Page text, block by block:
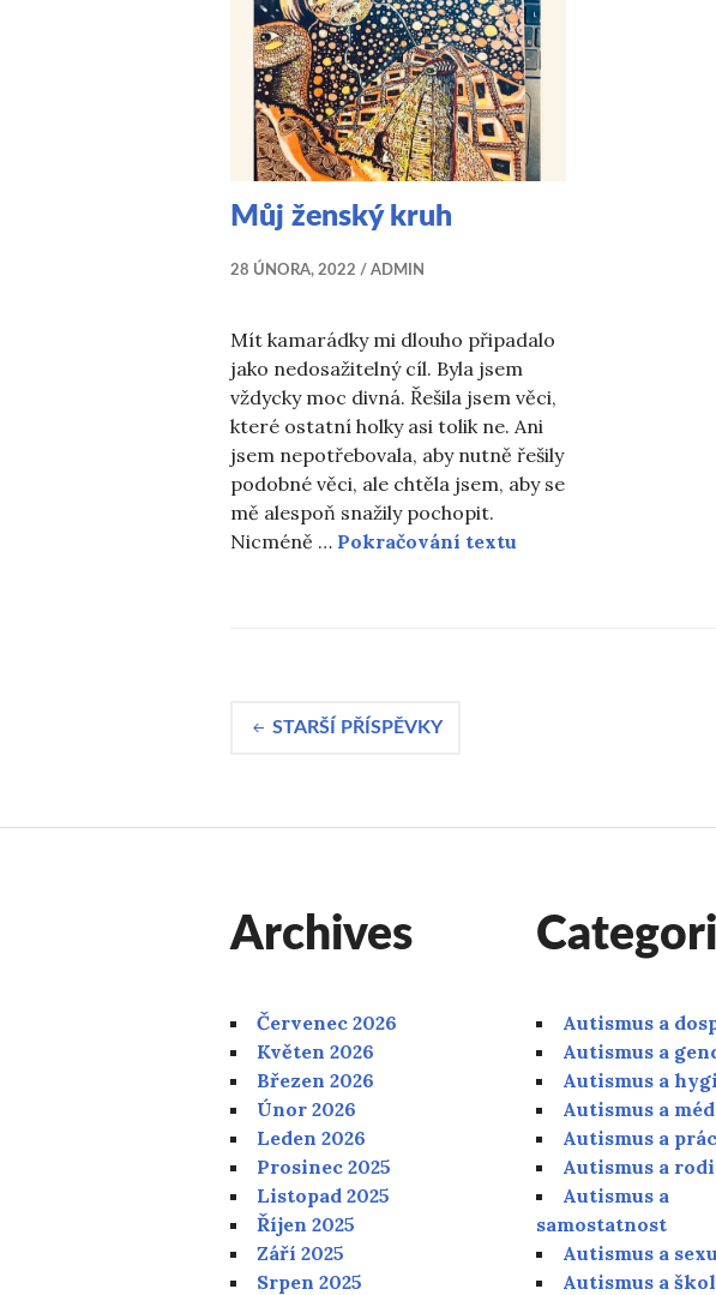
Můj ženský kruh
28 ÚNORA, 2022 ADMIN
Mít kamarádky mi dlouho připadalo
jako nedosažitelný cíl. Byla jsem
vždycky moc divná. Řešila jsem věci,
které ostatní holky asi tolik ne. Ani
jsem nepotřebovala, aby nutně řešily
podobné věci, ale chtěla jsem, aby se
mě alespoň snažily pochopit.
Nicméně … Pokračování textu
Navigace
STARŠÍ PŘÍSPĚVKY
Archives
Červenec 2026
Květen 2026
Březen 2026
Únor 2026
Leden 2026
Prosinec 2025
Listopad 2025
Říjen 2025
Září 2025
Srpen 2025
Autismus a
Autismus a
Autismus a
Autismus a
Autismus a
Autismus a
Autismus a
samostatnost
Autismus a
Autismus a